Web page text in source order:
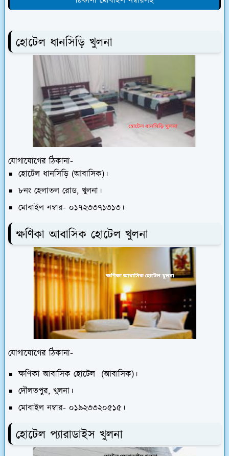
হোটেল ধানসিড়ি খুলনা
যোগাযোগের ঠিকানা-
হোটেল ধানসিড়ি (আবাসিক)।
৮নং হেলাতল রোড, খুলনা।
মোবাইল নম্বার- ০১৭২৩৩৭১৩১৩।
ক্ষণিকা আবাসিক হোটেল খুলনা
যোগাযোগের ঠিকানা-
ক্ষণিকা আবাসিক হোটেল (আবাসিক)।
দৌলতপুর, খুলনা।
মোবাইল নম্বার- ০১৯২৩৩২০৫১৫।
হোটেল প্যারাডাইস খুলনা